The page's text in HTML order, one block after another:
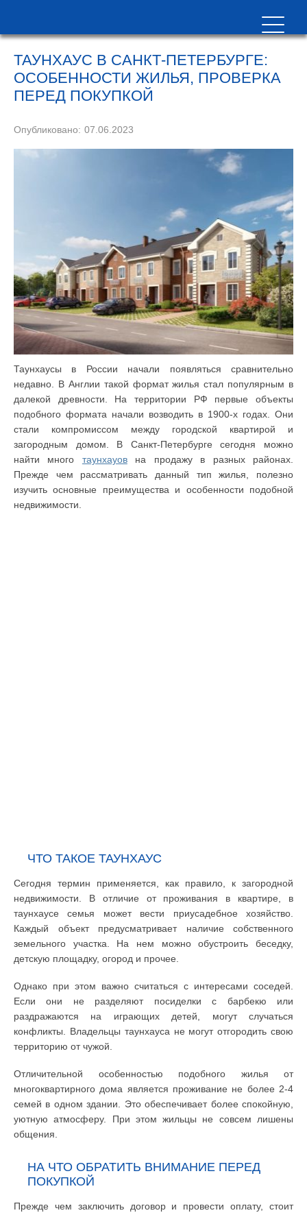
ТАУНХАУС В САНКТ-ПЕТЕРБУРГЕ:
ОСОБЕННОСТИ ЖИЛЬЯ, ПРОВЕРКА
ПЕРЕД ПОКУПКОЙ
Опубликовано: 07.06.2023
Таунхаусы в России начали появляться сравнительно
недавно. В Англии такой формат жилья стал популярным в
далекой древности. На территории РФ первые объекты
подобного формата начали возводить в 1900-х годах. Они
стали компромиссом между городской квартирой и
загородным домом. В Санкт-Петербурге сегодня можно
найти много таунхауовна продажу в разных районах.
Прежде чем рассматривать данный тип жилья, полезно
изучить основные преимущества и особенности подобной
недвижимости.
ЧТО ТАКОЕ ТАУНХАУС
Сегодня термин применяется, как правило, к загородной
недвижимости. В отличие от проживания в квартире, в
таунхаусе семья может вести приусадебное хозяйство.
Каждый объект предусматривает наличие собственного
земельного участка. На нем можно обустроить беседку,
детскую площадку, огород и прочее.
Однако при этом важно считаться с интересами соседей.
Если они не разделяют посиделки с барбекю или
раздражаются на играющих детей, могут случаться
конфликты. Владельцы таунхауса не могут отгородить свою
территорию от чужой.
Отличительной особенностью подобного жилья от
многоквартирного дома является проживание не более 2-4
семей в одном здании. Это обеспечивает более спокойную,
уютную атмосферу. При этом жильцы не совсем лишены
общения.
НА ЧТО ОБРАТИТЬ ВНИМАНИЕ ПЕРЕД
ПОКУПКОЙ
Прежде чем заключить договор и провести оплату, стоит